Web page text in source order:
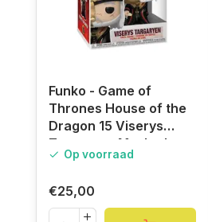
Funko - Game of
Thrones House of the
Dragon 15 Viserys
Targaryen Masked,
GOTOp voorraad
€25,00